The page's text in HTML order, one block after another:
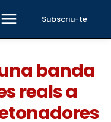
Subscriu-te
banda
reals a